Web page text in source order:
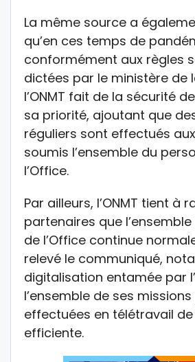
La même source a
qu’en ces temps de
conformément aux règles
dictées par le ministère de
l’ONMT fait de la sécurité
sa priorité, ajoutant que
réguliers sont effectués
soumis l’ensemble du
l’Office.
Par ailleurs, l’ONMT tient à
partenaires que
de l’Office continue
relevé le communiqué,
digitalisation entamée par
l’ensemble de ses
effectuées en télétravail
efficiente.